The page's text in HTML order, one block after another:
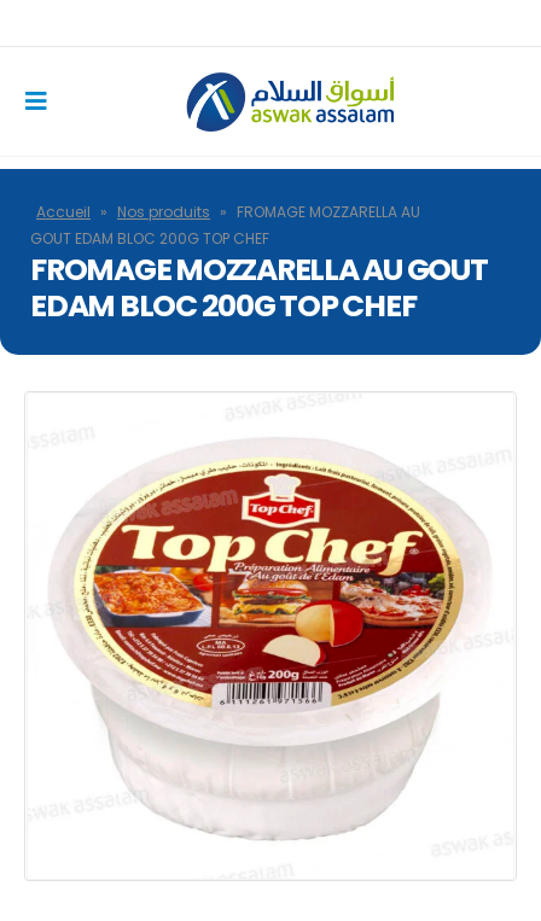
Accueil » Nos produits » FROMAGE MOZZARELLA AU
GOUT EDAM BLOC 200G TOP CHEF
FROMAGE MOZZARELLA AU GOUT
EDAM BLOC 200G TOP CHEF